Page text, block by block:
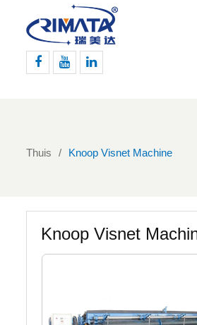
Thuis Knoop Visnet Machine
Knoop Visnet